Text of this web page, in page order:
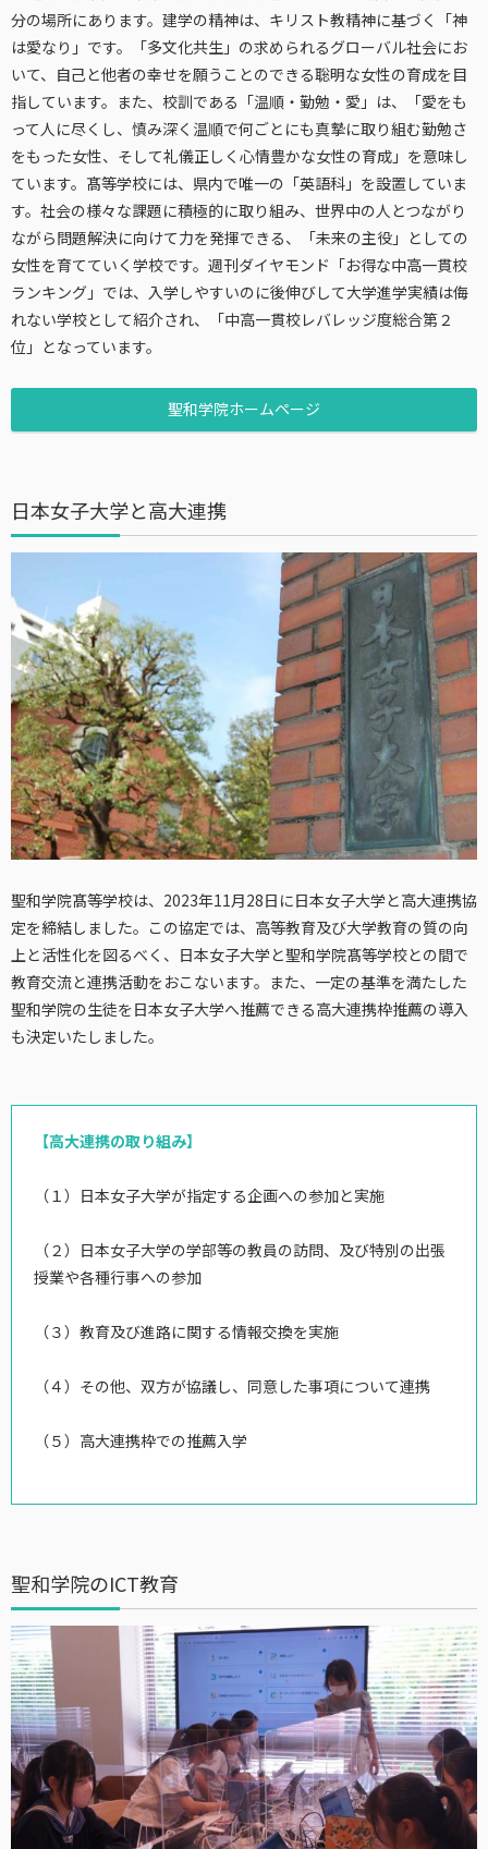
分の場所にあります。建学の精神は、キリスト教精神に基づく「神
は愛なり」です。「多文化共生」の求められるグローバル社会にお
いて、自己と他者の幸せを願うことのできる聡明な女性の育成を目
指しています。また、校訓である「温順・勤勉・愛」は、「愛をも
って人に尽くし、慎み深く温順で何ごとにも真摯に取り組む勤勉さ
をもった女性、そして礼儀正しく心情豊かな女性の育成」を意味し
ています。髙等学校には、県内で唯一の「英語科」を設置していま
す。社会の様々な課題に積極的に取り組み、世界中の人とつながり
ながら問題解決に向けて力を発揮できる、「未来の主役」としての
女性を育てていく学校です。週刊ダイヤモンド「お得な中高一貫校
ランキング」では、入学しやすいのに後伸びして大学進学実績は侮
れない学校として紹介され、「中高一貫校レバレッジ度総合第２
位」となっています。
聖和学院ホームページ
日本女子大学と高大連携
聖和学院髙等学校は、2023年11月28日に日本女子大学と高大連携協
定を締結しました。この協定では、高等教育及び大学教育の質の向
上と活性化を図るべく、日本女子大学と聖和学院髙等学校との間で
教育交流と連携活動をおこないます。また、一定の基準を満たした
聖和学院の生徒を日本女子大学へ推薦できる高大連携枠推薦の導入
も決定いたしました。
【⾼⼤連携の取り組み】
（１）⽇本⼥⼦⼤学が指定する企画への参加と実施
（２）⽇本⼥⼦⼤学の学部等の教員の訪問、及び特別の出張
授業や各種⾏事への参加
（３）教育及び進路に関する情報交換を実施
（４）その他、双⽅が協議し、同意した事項について連携
（５）⾼⼤連携枠での推薦⼊学
聖和学院のICT教育